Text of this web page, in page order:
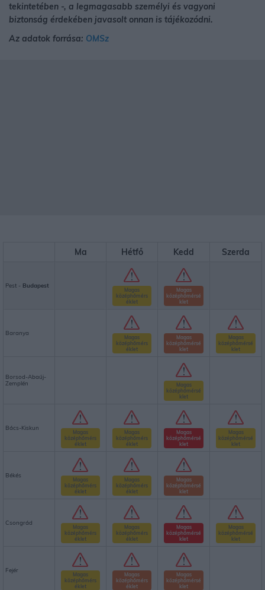
tekintetében -, a legmagasabb személyi és vagyoni
biztonság érdekében javasolt onnan is tájékozódni.
Az adatok forrása: OMSz
Ma Hétfő Kedd Szerda
Pest - Budapest
Magas
középhőmérs
éklet
Magas
középhőmérsé
klet
Baranya
Magas
középhőmérs
éklet
Magas
középhőmérsé
klet
Magas
középhőmérsé
klet
Borsod-Abaúj-
Zemplén
Magas
középhőmérsé
klet
Bács-Kiskun
Magas
középhőmérs
éklet
Magas
középhőmérs
éklet
Magas
középhőmérsé
klet
Magas
középhőmérsé
klet
Békés
Magas
középhőmérs
éklet
Magas
középhőmérs
éklet
Magas
középhőmérsé
klet
Csongrád
Magas
középhőmérs
éklet
Magas
középhőmérs
éklet
Magas
középhőmérsé
klet
Magas
középhőmérsé
klet
Fejér
Magas
középhőmérs
éklet
Magas
középhőmérs
éklet
Magas
középhőmérsé
klet